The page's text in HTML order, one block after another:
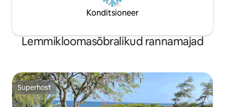
Konditsioneer
Lemmikloomasõbralikud rannamajad
Superhost
Superhost